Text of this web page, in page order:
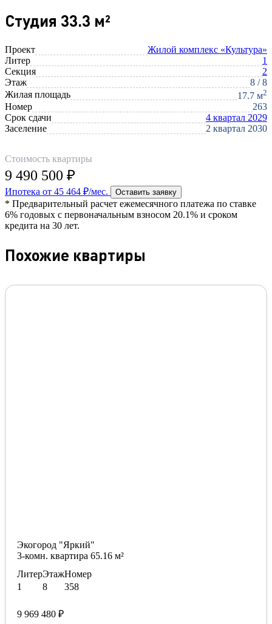
Студия 33.3 м²
Проект
Жилой комплекс «Культура»
Литер
1
Секция
2
Этаж
8 / 8
Жилая площадь
17.7 м2
Номер
263
Срок сдачи
4 квартал 2029
Заселение
2 квартал 2030
Стоимость квартиры
9 490 500 ₽
Ипотека от 45 464 ₽/мес. Оставить заявку
* Предварительный расчет ежемесячного платежа по ставке
6% годовых с первоначальным взносом 20.1% и сроком
кредита на 30 лет.
Похожие квартиры
Экогород "Яркий"
3-комн. квартира 65.16 м²
Литер
1
Этаж
8
Номер
358
9 969 480 ₽